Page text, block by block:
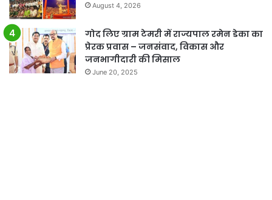
August 4, 2026
गोद लिए ग्राम टेमरी में राज्यपाल रमेन डेका का
प्रेरक प्रवास – जनसंवाद, विकास और
जनभागीदारी की मिसाल
June 20, 2025